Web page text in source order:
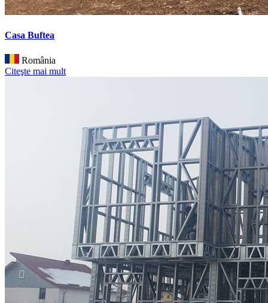
Casa Buftea
România
Citeşte mai mult